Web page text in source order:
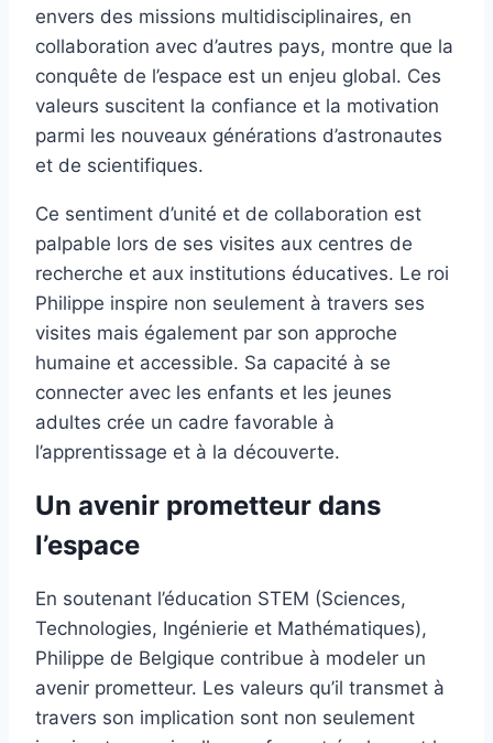
envers des missions multidisciplinaires, en
collaboration avec d’autres pays, montre que la
conquête de l’espace est un enjeu global. Ces
valeurs suscitent la confiance et la motivation
parmi les nouveaux générations d’astronautes
et de scientifiques.
Ce sentiment d’unité et de collaboration est
palpable lors de ses visites aux centres de
recherche et aux institutions éducatives. Le roi
Philippe inspire non seulement à travers ses
visites mais également par son approche
humaine et accessible. Sa capacité à se
connecter avec les enfants et les jeunes
adultes crée un cadre favorable à
l’apprentissage et à la découverte.
Un avenir prometteur dans
l’espace
En soutenant l’éducation STEM (Sciences,
Technologies, Ingénierie et Mathématiques),
Philippe de Belgique contribue à modeler un
avenir prometteur. Les valeurs qu’il transmet à
travers son implication sont non seulement